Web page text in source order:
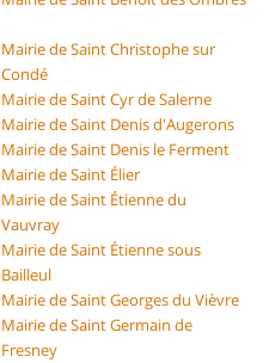
Mairie de Saint Christophe sur
Condé
Mairie de Saint Cyr de Salerne
Mairie de Saint Denis d'Augerons
Mairie de Saint Denis le Ferment
Mairie de Saint Élier
Mairie de Saint Étienne du
Vauvray
Mairie de Saint Étienne sous
Bailleul
Mairie de Saint Georges du Vièvre
Mairie de Saint Germain de
Fresney